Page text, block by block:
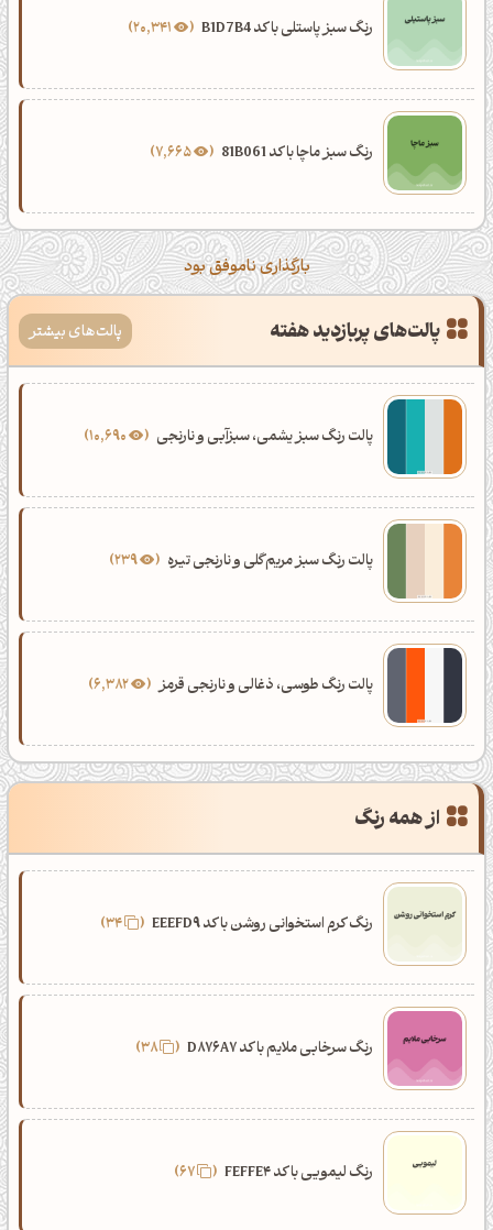
رنگ سبز پاستلی با کد B1D7B4
رنگ سبز ماچا با کد 81B061 7,665
بارگذاری ناموفق بود
پالت‌های پربازدید هفته پالت‌های بیشتر
پالت رنگ سبز یشمی، سبزآبی و نارنجی
پالت رنگ سبز مریم‌گلی و نارنجی تیره 239
پالت رنگ طوسی، ذغالی و نارنجی قرمز 6,382
از همه رنگ
رنگ کرم استخوانی روشن با کد EEEFD9 34
رنگ سرخابی ملایم با کد D876A7 38
رنگ لیمویی با کد FEFFE4 67